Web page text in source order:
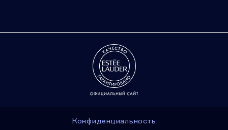
Конфиденциальность